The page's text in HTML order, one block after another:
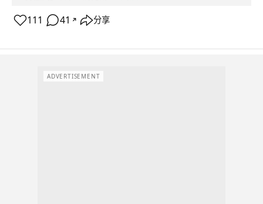
111 41 ↗ 分享
ADVERTISEMENT